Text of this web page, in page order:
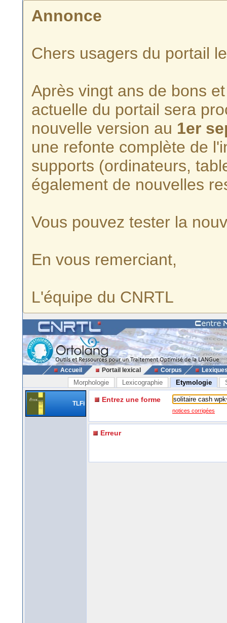
Annonce
Chers usagers du portail
Après vingt ans de bons
actuelle du portail sera
nouvelle version au 1er
une refonte complète de
supports (ordinateurs,
également de nouvelles
Vous pouvez tester la
En vous remerciant,
L'équipe du CNRTL
Accueil Portail lexical Corpus
Morphologie Lexicographie Etymologie
TLFi Entrez une forme
notices corrigées
Erreur